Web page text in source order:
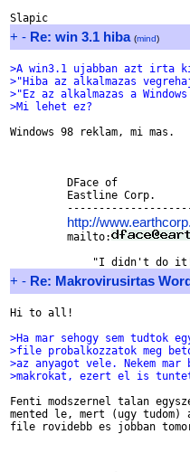
+ - Re: win 3.1 hiba (mind)
>A win3.1 ujabban azt irta
>"Hiba az alkalmazas
>"Ez az alkalmazas a
>Mi lehet ez?
Windows 98 reklam, mi mas.
DFace of
Eastline Corp.
http://
         mailto:
+ - Re: Makrovirusirtas
Hi to all!
>Ha mar sehogy sem tudtok
>file probalkozzatok meg
>az anyagot vele. Nekem
>makrokat, ezert el is
Fenti modszernel talan
mented le, mert (ugy tudom)
file rovidebb es jobban